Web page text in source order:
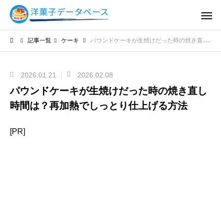
記事一覧 ケーキ パウンドケーキが生焼けだった時の焼き直し時間は？再加熱でしっとり仕上げる方法
2026.01.21 2026.02.08
パウンドケーキが生焼けだった時の焼き直し
時間は？再加熱でしっとり仕上げる方法
[PR]